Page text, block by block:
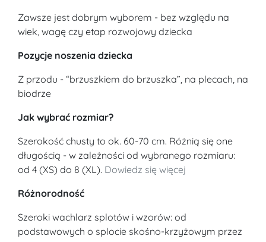
Zawsze jest dobrym wyborem - bez względu na
wiek, wagę czy etap rozwojowy dziecka
Pozycje noszenia dziecka
Z przodu - “brzuszkiem do brzuszka”, na plecach, na
biodrze
Jak wybrać rozmiar?
Szerokość chusty to ok. 60-70 cm. Różnią się one
długością - w zależności od wybranego rozmiaru:
od 4 (XS) do 8 (XL). Dowiedz się więcej
Różnorodność
Szeroki wachlarz splotów i wzorów: od
podstawowych o splocie skośno-krzyżowym przez